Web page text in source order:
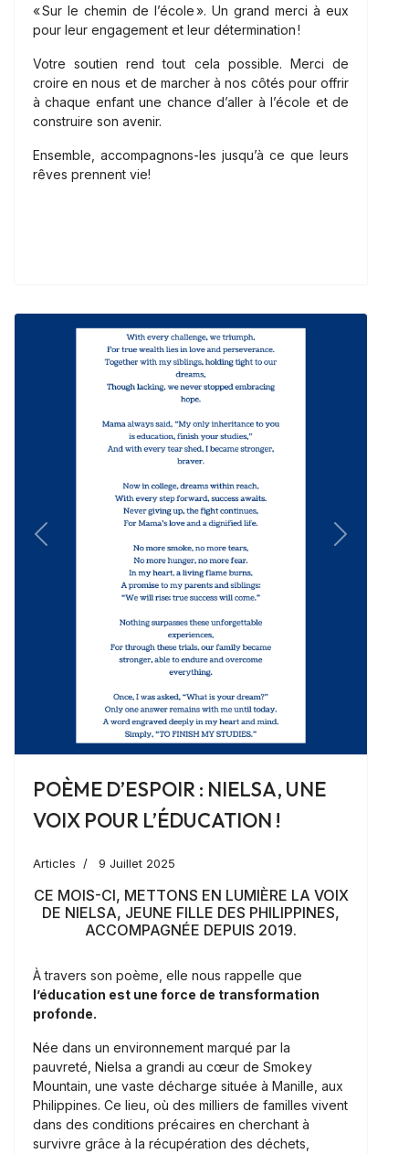
« Sur le chemin de l’école ». Un grand merci à eux
pour leur engagement et leur détermination !
Votre soutien rend tout cela possible. Merci de
croire en nous et de marcher à nos côtés pour offrir
à chaque enfant une chance d’aller à l’école et de
construire son avenir.
Ensemble, accompagnons-les jusqu’à ce que leurs
rêves prennent vie!
Previous Next
POÈME D’ESPOIR : NIELSA, UNE
VOIX POUR L’ÉDUCATION !
Articles 9 Juillet 2025
CE MOIS-CI, METTONS EN LUMIÈRE LA VOIX
DE NIELSA, JEUNE FILLE DES PHILIPPINES,
ACCOMPAGNÉE DEPUIS 2019.
À travers son poème, elle nous rappelle que
l’éducation est une force de transformation
profonde.
Née dans un environnement marqué par la
pauvreté, Nielsa a grandi au cœur de Smokey
Mountain, une vaste décharge située à Manille, aux
Philippines. Ce lieu, où des milliers de familles vivent
dans des conditions précaires en cherchant à
survivre grâce à la récupération des déchets,